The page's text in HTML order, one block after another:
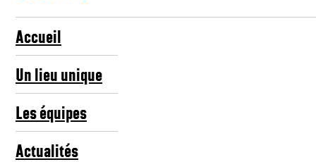
Accueil
Un lieu unique
Les équipes
Actualités